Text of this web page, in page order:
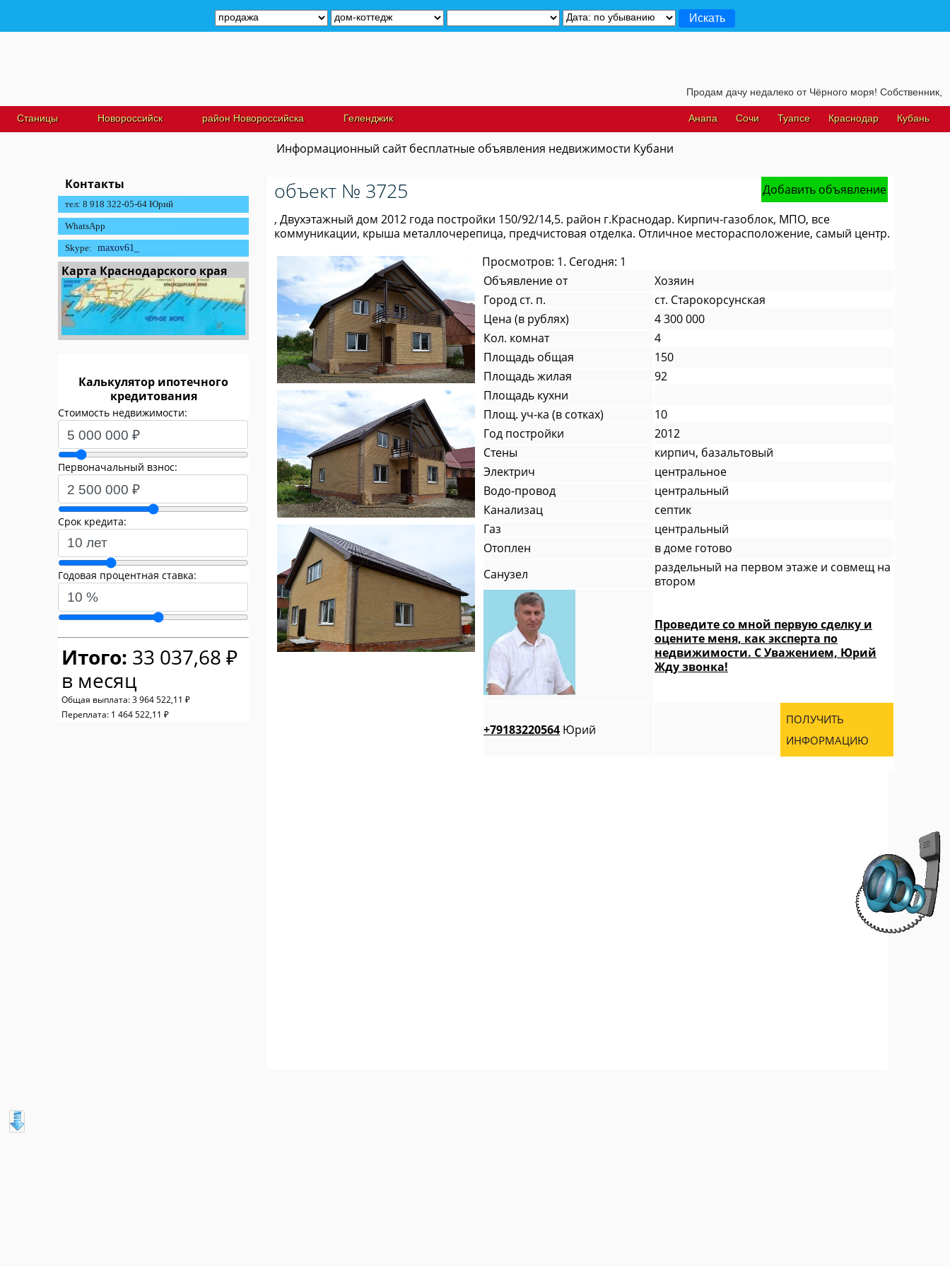
Информационный сайт бесплатные объявления недвижимости Кубани
Добавить объявление
объект № 3725
, Двухэтажный дом 2012 года постройки 150/92/14,5. район г.Краснодар. Кирпич-газоблок, МПО, все
коммуникации, крыша металлочерепица, предчистовая отделка. Отличное месторасположение, самый центр.
Просмотров: 1. Сегодня: 1
Объявление от
Хозяин
Город ст. п.
ст. Старокорсунская
Цена (в рублях)
4 300 000
Кол. комнат
4
Площадь общая
150
Площадь жилая
92
Площадь кухни
Площ. уч-ка (в сотках)
10
Год постройки
2012
Стены
кирпич, базальтовый
Электрич
центральное
Водо-провод
центральный
Канализац
септик
Газ
центральный
Отоплен
в доме готово
Санузел
раздельный на первом этаже и совмещ на
втором
Проведите со мной первую сделку и
оцените меня, как эксперта по
недвижимости. С Уважением, Юрий
Жду звонка!
+79183220564 Юрий
ПОЛУЧИТЬ
ИНФОРМАЦИЮ
Контакты
тел: 8 918 322-05-64 Юрий
WhatsApp
Skype: maxov61_
Карта Краснодарского края
Калькулятор ипотечного
кредитования
Стоимость недвижимости:
Первоначальный взнос:
Срок кредита:
Годовая процентная ставка:
Итого: 33 037,68 ₽
в месяц
Общая выплата: 3 964 522,11 ₽
Переплата: 1 464 522,11 ₽
Станицы Новороссийск район Новороссийска Геленджик Кубань
Краснодар
Туапсе
Сочи
Анапа
Продам дачу недалеко от Чёрного моря! Собственник, для